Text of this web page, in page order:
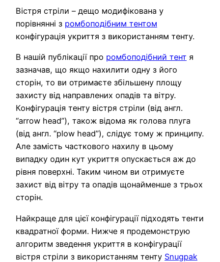
Вістря стріли – дещо модифікована у
порівнянні з ромбоподібним тентом
конфігурація укриття з використанням тенту.
В нашій публікації про ромбоподібний тент я
зазначав, що якщо нахилити одну з його
сторін, то ви отримаєте збільшену площу
захисту від направлених опадів та вітру.
Конфігурація тенту вістря стріли (від англ.
“arrow head”), також відома як голова плуга
(від англ. “plow head”), слідує тому ж принципу.
Але замість часткового нахилу в цьому
випадку один кут укриття опускається аж до
рівня поверхні. Таким чином ви отримуєте
захист від вітру та опадів щонайменше з трьох
сторін.
Найкраще для цієї конфігурації підходять тенти
квадратної форми. Нижче я продемонструю
алгоритм зведення укриття в конфігурації
вістря стріли з використанням тенту Snugpak